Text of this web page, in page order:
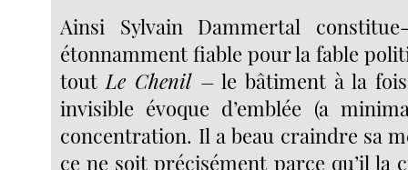
Ainsi Sylvain Dammertal
étonnamment fiable pour la fable
toutLe Chenil – le bâtiment à la
invisible évoque d’emblée (a
concentration. Il a beau craindre sa
ce ne soit précisément parce qu’il la